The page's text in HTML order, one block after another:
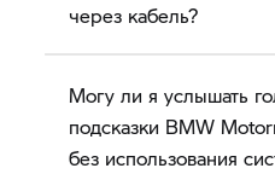
через кабель?
Могу ли я услышать
подсказки BMW
без использования